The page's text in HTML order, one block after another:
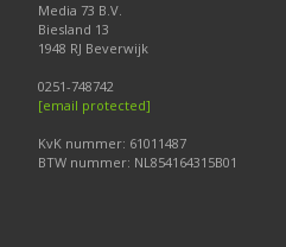
Media 73 B.V.
Biesland 13
1948 RJ Beverwijk
0251-748742
[email protected]
KvK nummer: 61011487
BTW nummer: NL854164315B01